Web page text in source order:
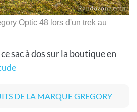
Optic 48 lors d'un trek au
sac à dos sur la boutique en
DE LA MARQUE GREGORY